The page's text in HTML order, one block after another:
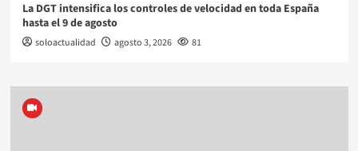
La DGT intensifica los controles de velocidad en toda España
hasta el 9 de agosto
soloactualidad agosto 3, 2026 81